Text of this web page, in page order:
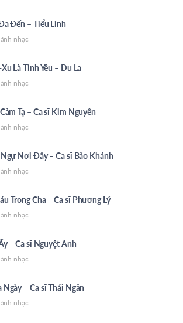
Hy Vọng Đã Đến – Tiểu Linh
nhạc
Là Tình Yêu – Du La
nhạc
Tạ – Ca sĩ Kim Nguyên
nhạc
Nơi Đây – Ca sĩ Bảo Khánh
nhạc
Trong Cha – Ca sĩ Phương Lý
nhạc
– Ca sĩ Nguyệt Anh
nhạc
Ngày – Ca sĩ Thái Ngân
nhạc